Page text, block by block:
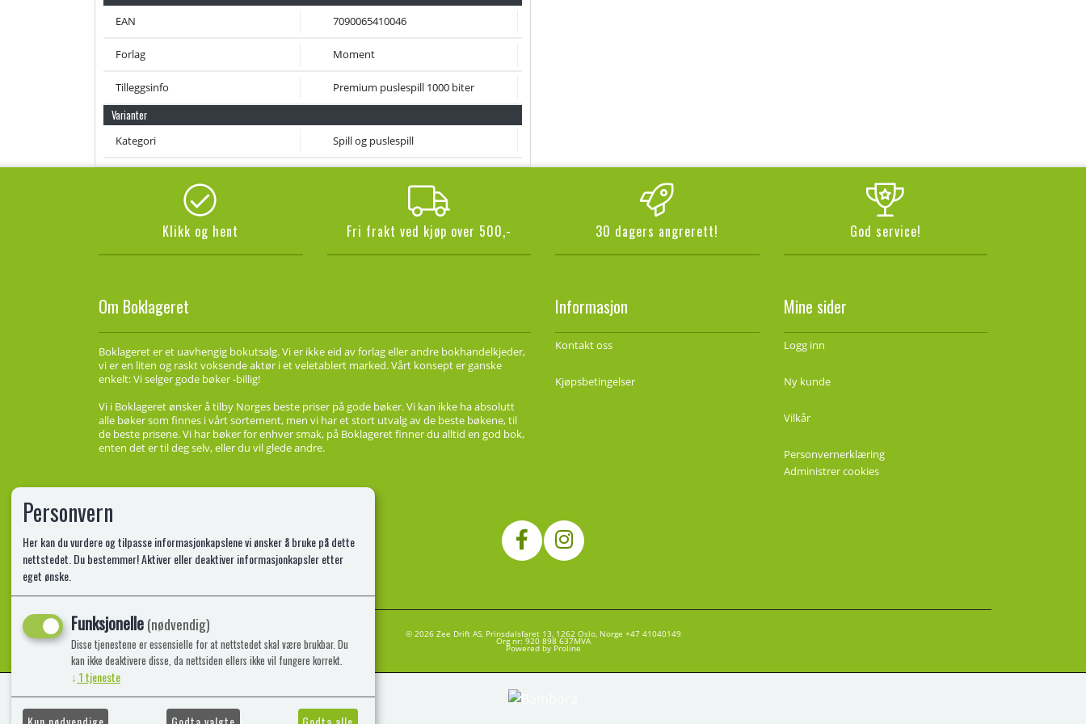
EAN 7090065410046
Forlag Moment
Tilleggsinfo Premium puslespill 1000 biter
Varianter
Kategori Spill og puslespill
Klikk og hent Fri frakt ved kjøp over 500,- 30 dagers angrerett! God service!
Om Boklageret
Boklageret er et uavhengig bokutsalg. Vi er ikke eid av forlag eller andre bokhandelkjeder,
vi er en liten og raskt voksende aktør i et veletablert marked. Vårt konsept er ganske
enkelt: Vi selger gode bøker -billig!
Vi i Boklageret ønsker å tilby Norges beste priser på gode bøker. Vi kan ikke ha absolutt
alle bøker som finnes i vårt sortement, men vi har et stort utvalg av de beste bøkene, til
de beste prisene. Vi har bøker for enhver smak, på Boklageret finner du alltid en god bok,
enten det er til deg selv, eller du vil glede andre.
Informasjon
Kontakt oss
Kjøpsbetingelser
Mine sider
Logg inn
Ny kunde
Vilkår
Personvernerklæring
Administrer cookies
© 2026 Zee Drift AS, Prinsdalsfaret 13, 1262 Oslo, Norge +47 41040149
Org nr: 920 898 637MVA
Powered by Proline
Personvern
Her kan du vurdere og tilpasse informasjonkapslene vi ønsker å bruke på dette
nettstedet. Du bestemmer! Aktiver eller deaktiver informasjonkapsler etter
eget ønske.
Funksjonelle(nødvendig)
Disse tjenestene er essensielle for at nettstedet skal være brukbar. Du
kan ikke deaktivere disse, da nettsiden ellers ikke vil fungere korrekt.
↓ 1tjeneste